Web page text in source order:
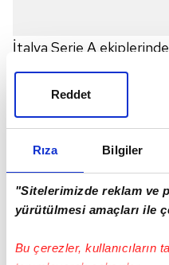
Rıza Bilgiler
"Sitelerimizde reklam ve
yürütülmesi amaçları ile
Bu çerezler, kullanıcıların
Reddet
İtalya Serie A
direktörü Massimiliano
"Ronaldo bana
oynamak
Konuyla ilgili
Ole Gunnar Solskjaer
United için bir
nerede olduğumuzu